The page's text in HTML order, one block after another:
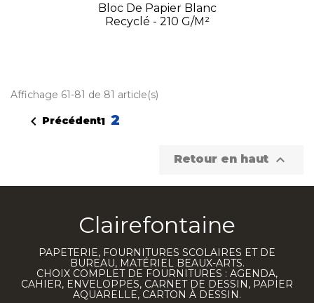
Bloc De Papier Blanc
Recyclé - 210 G/m²
Affichage 61-81 de 81 article(s)
 Précédent1 2
Retour en haut 
Clairefontaine
PAPETERIE, FOURNITURES SCOLAIRES ET DE
BUREAU, MATÉRIEL BEAUX-ARTS.
CHOIX COMPLET DE FOURNITURES : AGENDA,
CAHIER, ENVELOPPES, CARNET DE DESSIN, PAPIER
AQUARELLE, CARTON À DESSIN.